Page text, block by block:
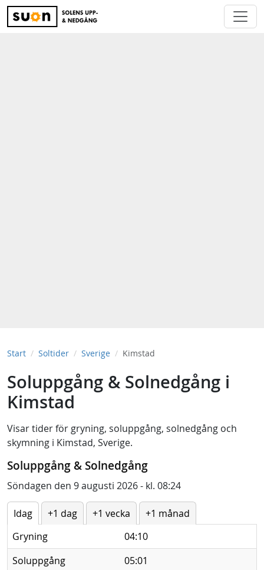
Start Soltider Sverige Kimstad
Soluppgång & Solnedgång i
Kimstad
Visar tider för gryning, soluppgång, solnedgång och
skymning i Kimstad, Sverige.
Soluppgång & Solnedgång
Söndagen den 9 augusti 2026 - kl. 08:24
Idag +1 dag +1 vecka
+1 månad
Gryning
04:10
Soluppgång
05:01